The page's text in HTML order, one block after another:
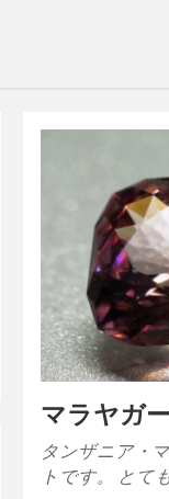
マラヤガ
タンザニア・
トです。 とて